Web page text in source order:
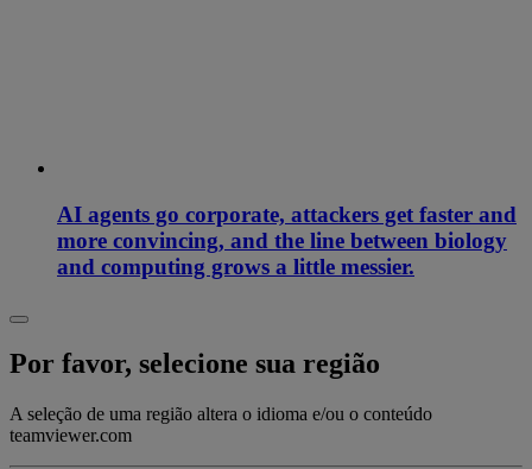
AI agents go corporate, attackers get faster and
more convincing, and the line between biology
and computing grows a little messier.
Por favor, selecione sua região
A seleção de uma região altera o idioma e/ou o conteúdo
teamviewer.com